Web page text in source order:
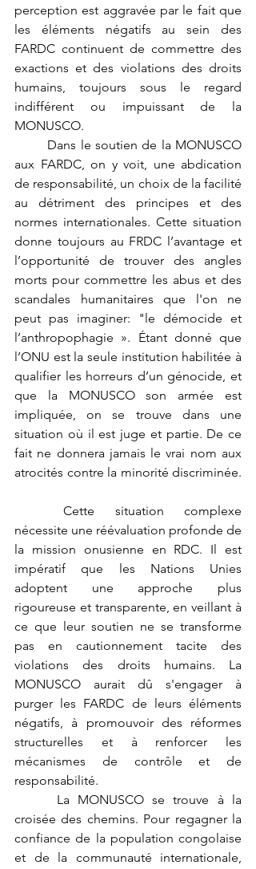
perception est aggravée par le fait que
les éléments négatifs au sein des
FARDC continuent de commettre des
exactions et des violations des droits
humains, toujours sous le regard
indifférent ou impuissant de la
MONUSCO.
aux FARDC, on y voit, une abdication
de responsabilité, un choix de la facilité
au détriment des principes et des
normes internationales. Cette situation
donne toujours au FRDC l’avantage et
l’opportunité de trouver des angles
morts pour commettre les abus et des
scandales humanitaires que l'on ne
peut pas imaginer: "le démocide et
l’anthropophagie ». Étant donné que
l’ONU est la seule institution habilitée à
qualifier les horreurs d’un génocide, et
que la MONUSCO son armée est
impliquée, on se trouve dans une
situation où il est juge et partie. De ce
fait ne donnera jamais le vrai nom aux
atrocités contre la minorité discriminée.
	Cette situation complexe
nécessite une réévaluation profonde de
la mission onusienne en RDC. Il est
impératif que les Nations Unies
adoptent une approche plus
rigoureuse et transparente, en veillant à
ce que leur soutien ne se transforme
pas en cautionnement tacite des
violations des droits humains. La
MONUSCO aurait dû s'engager à
purger les FARDC de leurs éléments
négatifs, à promouvoir des réformes
structurelles et à renforcer les
mécanismes de contrôle et de
responsabilité.
croisée des chemins. Pour regagner la
confiance de la population congolaise
et de la communauté internationale,